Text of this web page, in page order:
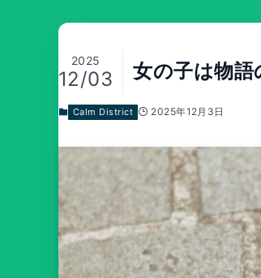
女の子は物語
2025
12/03
Calm District 2025年12月3日